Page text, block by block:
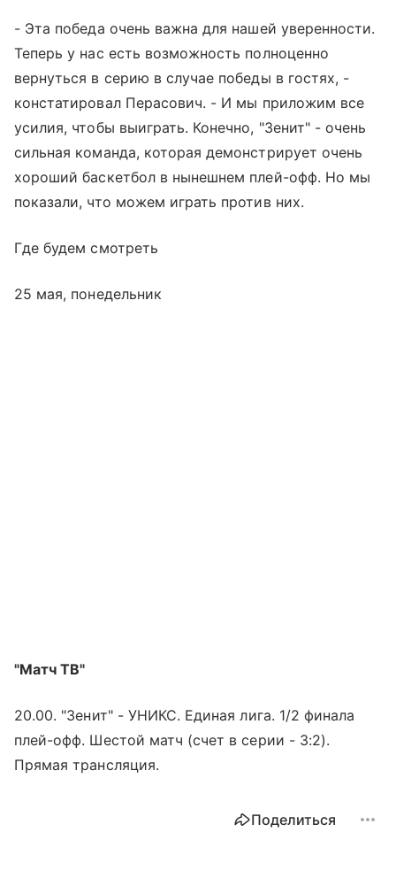
- Эта победа очень важна для нашей уверенности.
Теперь у нас есть возможность полноценно
вернуться в серию в случае победы в гостях, -
констатировал Перасович. - И мы приложим все
усилия, чтобы выиграть. Конечно, "Зенит" - очень
сильная команда, которая демонстрирует очень
хороший баскетбол в нынешнем плей-офф. Но мы
показали, что можем играть против них.
Где будем смотреть
25 мая, понедельник
"Матч ТВ"
20.00. "Зенит" - УНИКС. Единая лига. 1/2 финала
плей-офф. Шестой матч (счет в серии - 3:2).
Прямая трансляция.
Поделиться